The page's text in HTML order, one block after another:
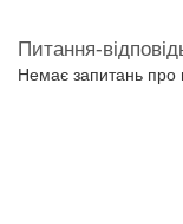
Питання-
Немає запитань про